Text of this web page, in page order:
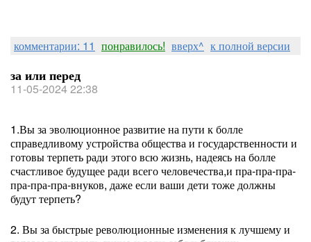
комментарии: 11 понравилось! вверх^ к полной версии
за или перед
11-05-2024 22:38
1.Вы за эволюционное развитие на пути к болле
справедливому устройства общества и государственности и
готовы терпеть ради этого всю жизнь, надеясь на болле
счастливое будущее ради всего человечества,и пра-пра-пра-
пра-пра-пра-внуков, даже если ваши дети тоже должны
будут терпеть?
2. Вы за быстрые революционные изменения к лучшему и